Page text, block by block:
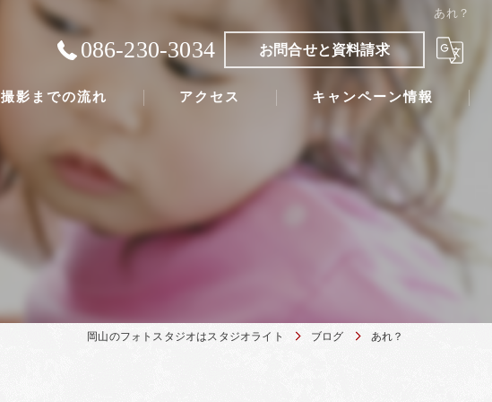
あれ？
086-230-3034 お問合せと資料請求
撮影までの流れ アクセス キャンペーン情報
岡山のフォトスタジオはスタジオライト ブログ あれ？